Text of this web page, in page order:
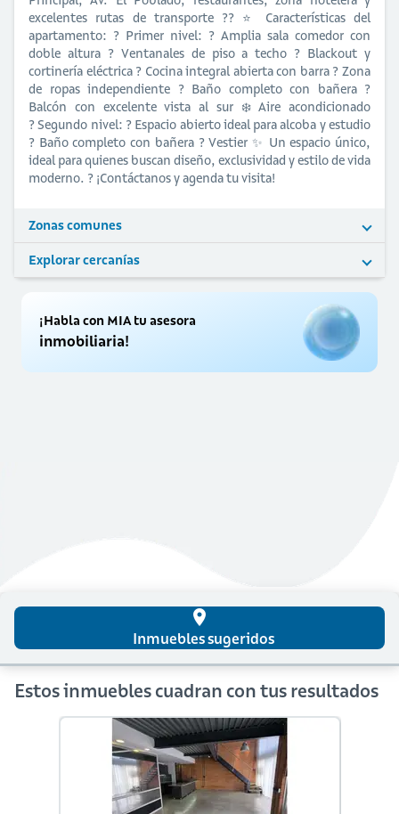
excelentes rutas de transporte ?️? ⭐ Características del
apartamento: ? Primer nivel: ?️ Amplia sala comedor con
doble altura ? Ventanales de piso a techo ? Blackout y
cortinería eléctrica ?️ Cocina integral abierta con barra ? Zona
de ropas independiente ? Baño completo con bañera ?
Balcón con excelente vista al sur ❄️ Aire acondicionado
? Segundo nivel: ? Espacio abierto ideal para alcoba y estudio
? Baño completo con bañera ? Vestier ✨ Un espacio único,
ideal para quienes buscan diseño, exclusividad y estilo de vida
moderno. ? ¡Contáctanos y agenda tu visita!
Zonas comunes
Explorar cercanías
¡Habla con MIA tu asesora
inmobiliaria!
place
Inmuebles sugeridos
Estos inmuebles cuadran con tus resultados